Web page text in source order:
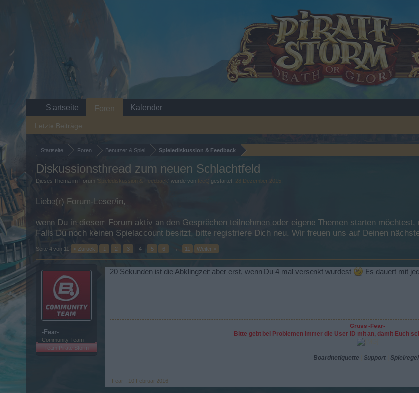
Startseite Foren Benutzer & Spiel Spielediskussion & Feedback
Diskussionsthread zum neuen Schlachtfeld
Dieses Thema im Forum ' Spielediskussion & Feedback' wurde von IceQ gestartet, 28 Dezember 2015
Liebe(r) Forum-Leser/in,
wenn Du in diesem Forum aktiv an den Gesprächen teilnehmen oder eigene Themen starten
Falls Du noch keinen Spielaccount besitzt, bitte registriere Dich neu. Wir freuen uns auf Deinen
Seite 4 von 11 < Zurück 1 2 3 4 5 6 → 11 Weiter >
-Fear-
Community Team
Team Pirate Storm
20 Sekunden ist die Abklingzeit aber erst, wenn Du 4 mal versenkt wurdest Es dauert mit
Gruss -Fear-
Bitte gebt bei Problemen immer die User ID mit an, damit Euch
Boardnetiquette Support|
-Fear- 10 Februar 2016
Startseite Foren
Letzte Beiträge
Kalender